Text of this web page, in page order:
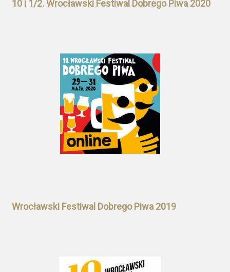
10 i 1/2. Wrocławski Festiwal Dobrego Piwa 2020
Wrocławski Festiwal Dobrego Piwa 2019